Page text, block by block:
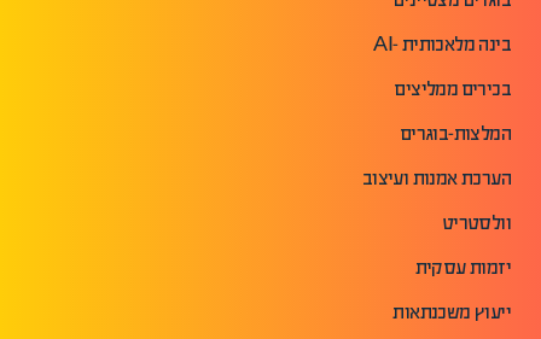
בינה מלאכותית -AI
בכירים ממליצים
המלצות-בוגרים
הערכת אמנות ועיצוב
וולסטריט
יזמות עסקית
ייעוץ משכנתאות